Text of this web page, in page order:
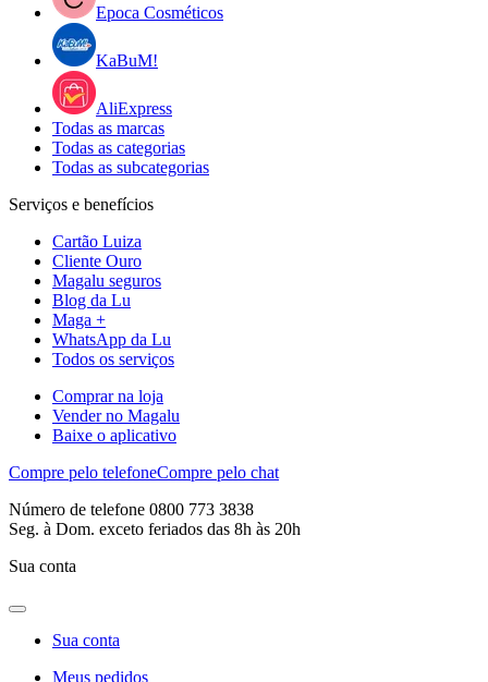
Epoca Cosméticos
KaBuM!
AliExpress
Todas as marcas
Todas as categorias
Todas as subcategorias
Serviços e benefícios
Cartão Luiza
Cliente Ouro
Magalu seguros
Blog da Lu
Maga +
WhatsApp da Lu
Todos os serviços
Comprar na loja
Vender no Magalu
Baixe o aplicativo
Compre pelo telefoneCompre pelo chat
Número de telefone 0800 773 3838
Seg. à Dom. exceto feriados das 8h às 20h
Sua conta
Sua conta
Meus pedidos